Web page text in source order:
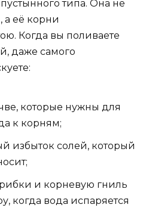
типа. Она не
а её корни
Когда вы поливаете
даже самого
которые нужны для
к корням;
избыток солей, который
и корневую гниль
когда вода испаряется